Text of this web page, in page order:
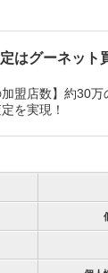
はグーネッ
加盟店数】約30
を実現！